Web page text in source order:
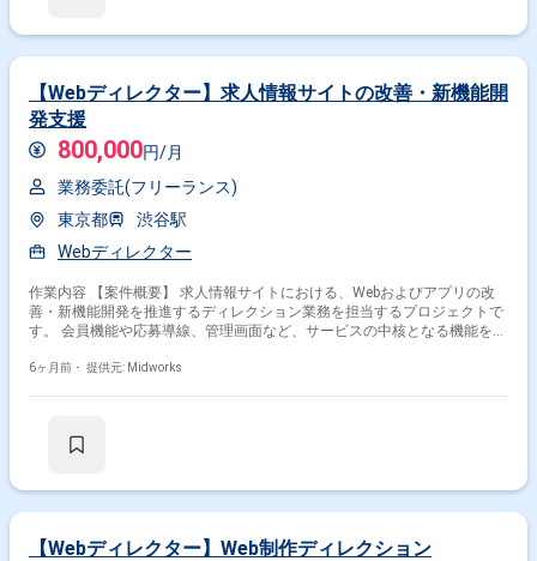
【Webディレクター】求人情報サイトの改善・新機能開
発支援
800,000円/月
業務委託(フリーランス)
東京都
渋谷駅
Webディレクター
作業内容 【案件概要】 求人情報サイトにおける、Webおよびアプリの改
善・新機能開発を推進するディレクション業務を担当するプロジェクトで
す。 会員機能や応募導線、管理画面など、サービスの中核となる機能を対
から要件整理、開発進行、リリースまで一連の工程に関わり、プロダクト
題整理および施策検討 ・開発チーム（エンジニア／デザイナー）との進行
6ヶ月前・ 提供元: Midworks
【Webディレクター】Web制作ディレクション